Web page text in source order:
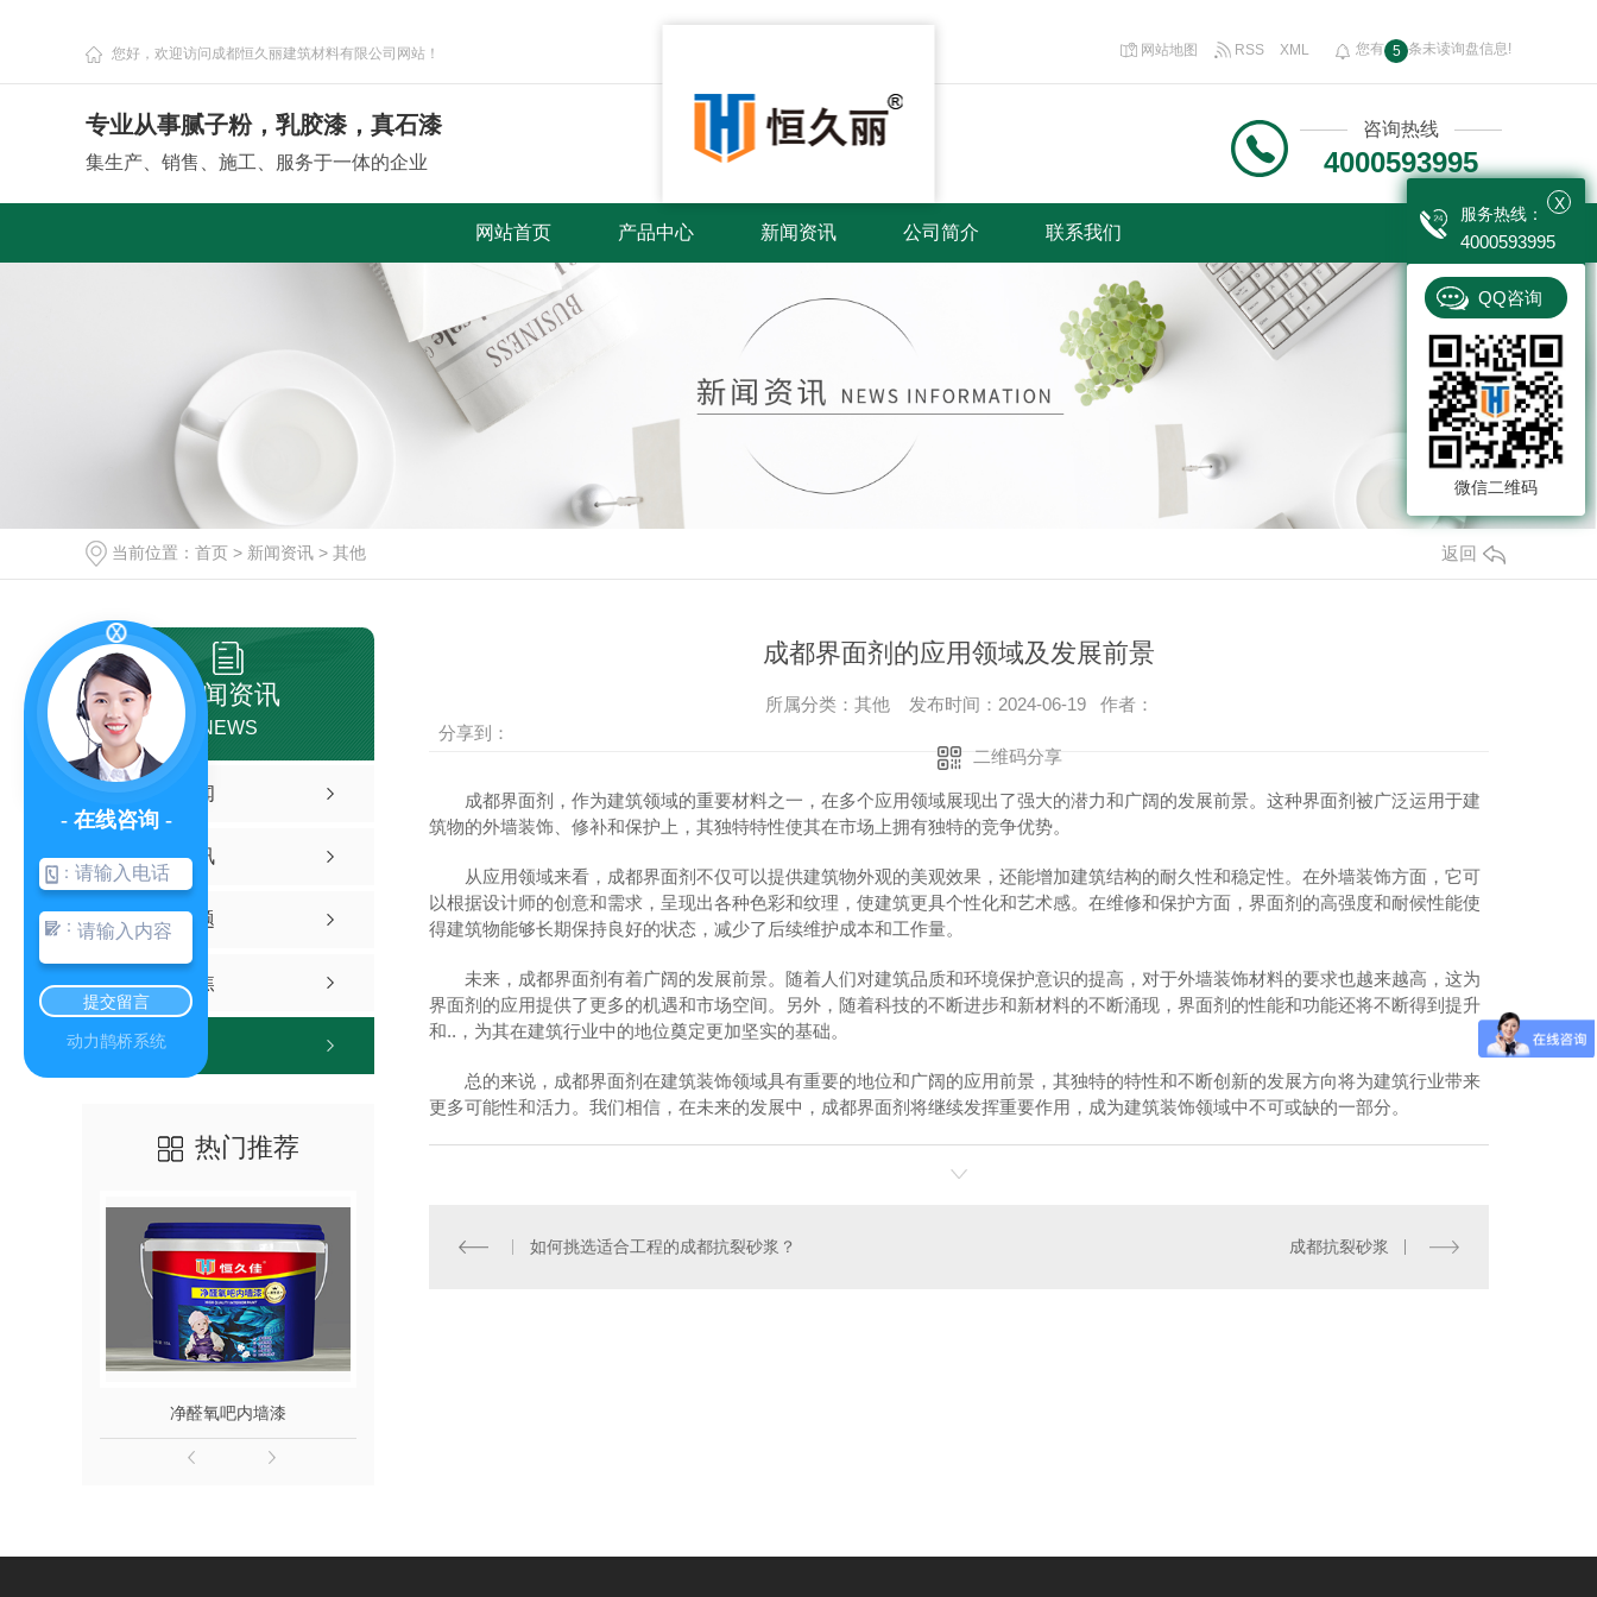
您好，欢迎访问成都恒久丽建筑材料有限公司网站！ 您有 5 条未读询盘信息!
网站地图 RSS XML
专业从事腻子粉，乳胶漆，真石漆
集生产、销售、施工、服务于一体的企业
咨询热线
4000593995
网站首页 产品中心 新闻资讯 公司简介 联系我们
当前位置： 首页 > 新闻资讯 > 其他 返回
新闻资讯
NEWS
公司新闻
行业资讯
常见问题
时事聚焦
其他
热门推荐
净醛氧吧内墙漆
成都界面剂的应用领域及发展前景
所属分类：其他 发布时间：2024-06-19 作者：
分享到：
二维码分享
成都界面剂，作为建筑领域的重要材料之一，在多个应用领域展现出了强大的潜力和广阔的发展前景。这种界面剂被广泛运用于建
筑物的外墙装饰、修补和保护上，其独特特性使其在市场上拥有独特的竞争优势。
从应用领域来看，成都界面剂不仅可以提供建筑物外观的美观效果，还能增加建筑结构的耐久性和稳定性。在外墙装饰方面，它可
以根据设计师的创意和需求，呈现出各种色彩和纹理，使建筑更具个性化和艺术感。在维修和保护方面，界面剂的高强度和耐候性能使
得建筑物能够长期保持良好的状态，减少了后续维护成本和工作量。
未来，成都界面剂有着广阔的发展前景。随着人们对建筑品质和环境保护意识的提高，对于外墙装饰材料的要求也越来越高，这为
界面剂的应用提供了更多的机遇和市场空间。另外，随着科技的不断进步和新材料的不断涌现，界面剂的性能和功能还将不断得到提升
和..，为其在建筑行业中的地位奠定更加坚实的基础。
总的来说，成都界面剂在建筑装饰领域具有重要的地位和广阔的应用前景，其独特的特性和不断创新的发展方向将为建筑行业带来
更多可能性和活力。我们相信，在未来的发展中，成都界面剂将继续发挥重要作用，成为建筑装饰领域中不可或缺的一部分。
如何挑选适合工程的成都抗裂砂浆？ 成都抗裂砂浆
X
服务热线：
4000593995
QQ咨询
微信二维码
- 在线咨询 -
：
：
提交留言
动力鹊桥系统